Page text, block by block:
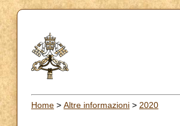
Home > Altre informazioni > 2020